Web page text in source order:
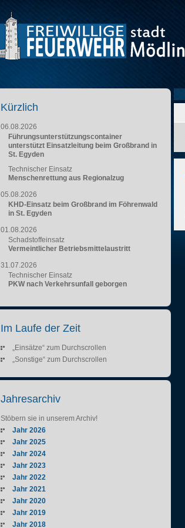
Kürzlich
06.08.2026
Führungsunterstützungscontainer
unterstützt Einsatzleitung beim Großbrand in
St. Egyden
Technischer Einsatz
Menschenrettung aus Regionalzug
05.08.2026
KHD-Einsatz beim Großbrand im Föhrenwald
in St. Egyden
01.08.2026
Schadstoffeinsatz
Vermeintlicher Betriebsmittelaustritt
31.07.2026
Technischer Einsatz
PKW nach Verkehrsunfall geborgen
Im Laufe der Zeit
„Einsätze“ zum Durchscrollen
„Sonstige“ zum Durchscrollen
Jahresarchiv
Stöbern sie in unserem Archiv!
Jahr 2026
Jahr 2025
Jahr 2024
Jahr 2023
Jahr 2022
Jahr 2021
Jahr 2020
Jahr 2019
Jahr 2018